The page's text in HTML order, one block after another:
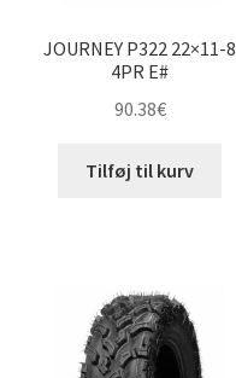
JOURNEY P322 22×11-8
4PR E#
90.38€
Tilføj til kurv